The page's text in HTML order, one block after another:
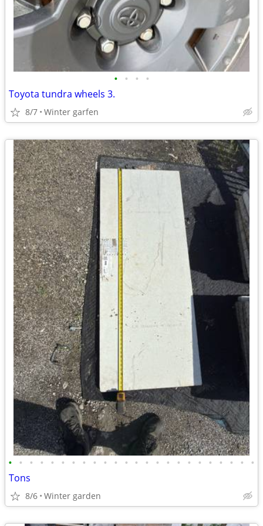
• • • •
Toyota tundra wheels 3.
8/7 Winter garfen
• • • • • • • • • • • • • • • • • • • • • • • •
Tons
8/6 Winter garden